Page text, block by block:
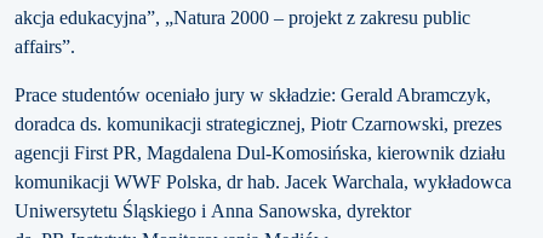
akcja edukacyjna”, „Natura 2000 – projekt z zakresu public
affairs”.
Prace studentów oceniało jury w składzie: Gerald Abramczyk,
doradca ds. komunikacji strategicznej, Piotr Czarnowski, prezes
agencji First PR, Magdalena Dul-Komosińska, kierownik działu
komunikacji WWF Polska, dr hab. Jacek Warchala, wykładowca
Uniwersytetu Śląskiego i Anna Sanowska, dyrektor